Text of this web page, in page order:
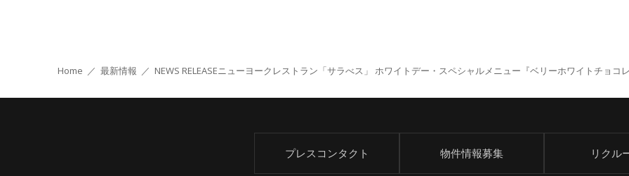
Home ／ 最新情報 ／ NEWS RELEASEニューヨークレストラン「サラべス」 ホワイトデー・スペシャルメニュー『ベリーホワイトチョコ
プレスコンタクト 物件情報募集 リクル